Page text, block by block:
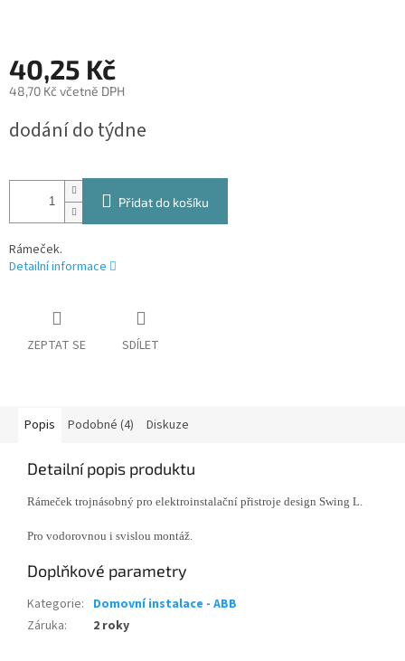
40,25 Kč
48,70 Kč včetně DPH
cena:
dodání do týdne
Přidat do košíku
Rámeček.
Detailní informace
ZEPTAT SE SDÍLET
Popis Podobné (4) Diskuze
Detailní popis produktu
Rámeček trojnásobný pro elektroinstalační přistroje design Swing L.
Pro vodorovnou i svislou montáž.
Doplňkové parametry
Kategorie: Domovní instalace - ABB
Záruka: 2 roky